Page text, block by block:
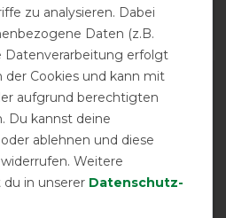
ARTIKEL MERKEN
-20%
zu analysieren. Dabei
Daten (z.B.
Datenverarbeitung erfolgt
Cookies und kann mit
aufgrund berechtigten
Du kannst deine
ablehnen und diese
Weitere
in unserer Daten­schutz­